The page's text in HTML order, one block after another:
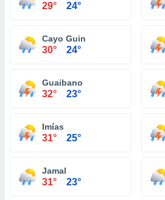
29° 24°
Cayo Guin
30° 24°
Guaibano
32° 23°
Imías
31° 25°
Jamal
31° 23°